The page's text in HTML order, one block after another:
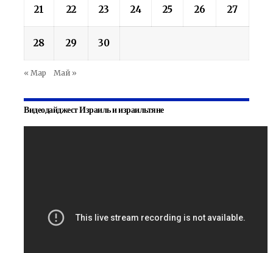
21 22 23 24 25 26 27
28 29 30
« Мар Май »
Видеодайджест Израиль и израильтяне